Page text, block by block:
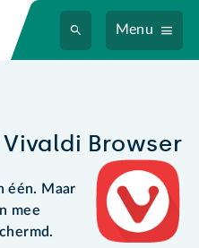
Menu
Browser
één. Maar
mee